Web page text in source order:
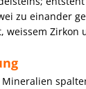
zu einander
weissem Zirkon